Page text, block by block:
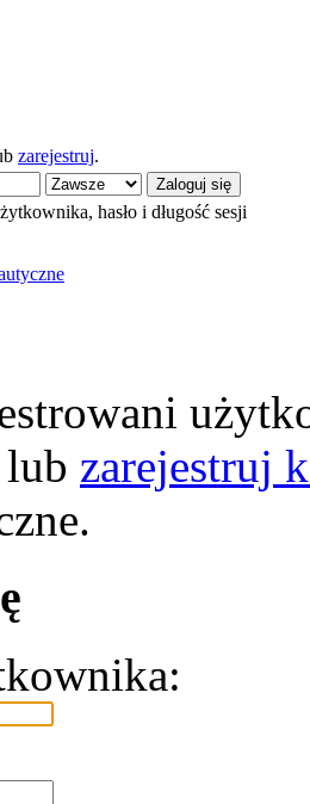
zarejestruj.
hasło i długość sesji
zarejestruj